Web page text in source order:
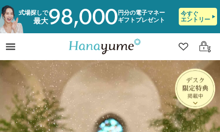
式場探しで
最大98,000 円分の電子マネー
ギフトプレゼント
今すぐ
エントリー
クリップ
ログ